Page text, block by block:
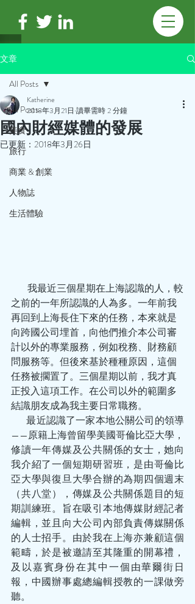
文章
All Posts
美食
旅行
商業 & 創業
人物誌
生活體驗
All Posts
國內財經媒體的發展
Katherine
2018年3月21日 讀畢需時 2 分鐘
已更新： 2018年3月26日
之前的一年所認識的人為多。一年前我
再回到上海長住下來的任務，本來就是
向跨國公司埋首，向他們推介本公司審
計以外的專業服務，例如稅務、財務顧
問服務等。但後來基於種種原因，這個
任務被擱置了。三個星期以前，我才真
正投入這項工作。在公司以外的範圍多
結識朋友成為我主要日常職務。
        最近認識了一家本地公關公司的領導
——原籍上海曾留學美國哥倫比亞大學，
修讀一年傳媒及公共關係的女士，她向
我介紹了一個短期研習班，是由哥倫比
亞大學與復旦大學合辦的為期四個週末
（共八堂），傳媒及公共關係題目的短
期訓練班。旨在吸引本地傳媒財經記者
編輯，並且向大公司內部負責傳媒關係
的人士招手。由於我在上海亦兼顧這個
範疇，於是被邀請至其隆重的開幕禮，
及以嘉賓身份在其中一個由華爾街日
報，中國辦事處總編輯授教的一課做旁
聽。